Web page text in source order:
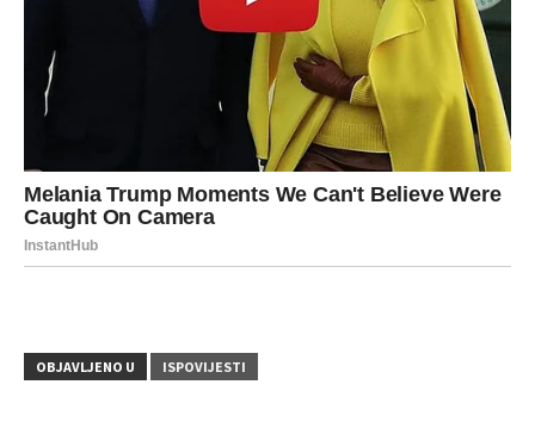
OBJAVLJENO U ISPOVIJESTI